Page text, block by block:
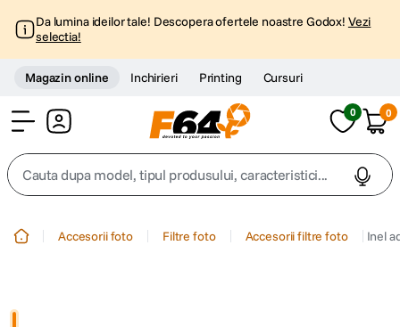
Da lumina ideilor tale! Descopera ofertele noastre Godox! Vezi
selectia!
Magazin online Inchirieri Printing Cursuri
0 0
Cauta dupa model, tipul produsului, caracteristici...
Accesorii foto Filtre foto Accesorii filtre foto Inel